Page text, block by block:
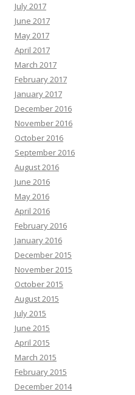
July 2017
June 2017
May 2017
April 2017
March 2017
February 2017
January 2017
December 2016
November 2016
October 2016
September 2016
August 2016
June 2016
May 2016
April 2016
February 2016
January 2016
December 2015
November 2015
October 2015
August 2015
July 2015
June 2015
April 2015
March 2015
February 2015
December 2014